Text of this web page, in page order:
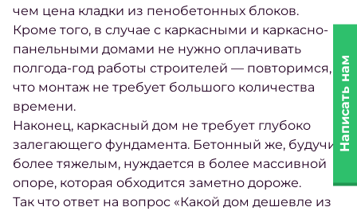
чем цена кладки из пенобетонных блоков.
Кроме того, в случае с каркасными и каркасно-
панельными домами не нужно оплачивать
полгода-год работы строителей — повторимся,
что монтаж не требует большого количества
времени.
Наконец, каркасный дом не требует глубоко
залегающего фундамента. Бетонный же, будучи
более тяжелым, нуждается в более массивной
опоре, которая обходится заметно дороже.
Так что ответ на вопрос «Какой дом дешевле из
Написать нам